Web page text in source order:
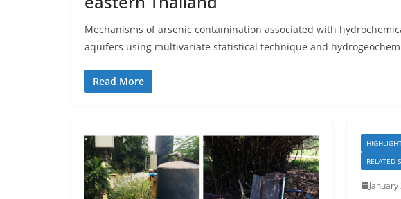
Mechanisms of arsenic contamination associated with
aquifers using multivariate statistical technique and
Read More
RELATED
January